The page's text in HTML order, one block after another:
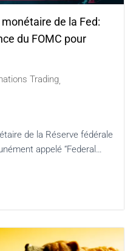
de la Fed:
du FOMC pour
Trading,
de la Réserve fédérale
appelé “Federal…